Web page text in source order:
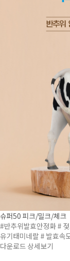
슈퍼50 피크/밀크/체크
#반추위발효안정화#
유기태미네랄# 발효속
다운로드상세보기